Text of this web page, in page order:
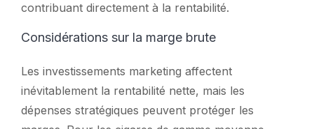
contribuant directement à la rentabilité.
Considérations sur la marge brute
Les investissements marketing affectent
inévitablement la rentabilité nette, mais les
dépenses stratégiques peuvent protéger les